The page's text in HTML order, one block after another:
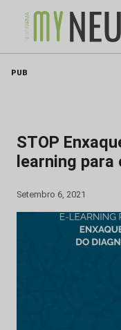
PUB
STOP
learning
Setembro 6, 2021